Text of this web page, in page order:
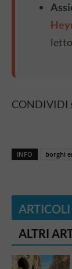
CONDIVIDI
INFO borghi
ALTRI